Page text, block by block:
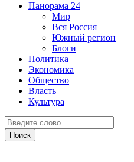
Панорама 24
Мир
Вся Россия
Южный регион
Блоги
Политика
Экономика
Общество
Власть
Культура